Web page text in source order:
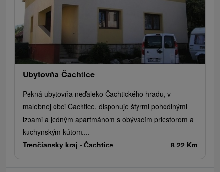
Ubytovňa Čachtice
Pekná ubytovňa neďaleko Čachtického hradu, v
malebnej obci Čachtice, disponuje štyrmi pohodlnými
izbami a jedným apartmánom s obývacím priestorom a
kuchynským kútom....
Trenčiansky kraj - Čachtice 8.22 Km